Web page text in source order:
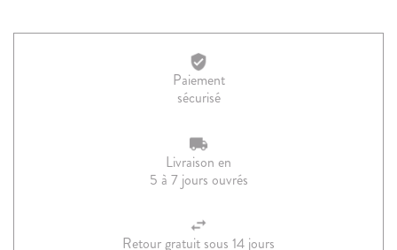
Paiement
sécurisé
Livraison en
5 à 7 jours ouvrés
Retour gratuit sous 14 jours